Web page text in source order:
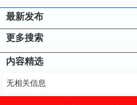
最新发布
更多搜索
内容精选
无相关信息